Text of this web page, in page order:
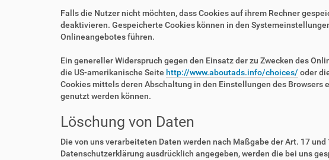
Falls die Nutzer nicht möchten, dass Cookies auf ihrem Rechner
deaktivieren. Gespeicherte Cookies können in den
Onlineangebotes führen.
Ein genereller Widerspruch gegen den Einsatz der zu Zwecken des
die US-amerikanische Seite http://www.aboutads.info/choices/ oder
Cookies mittels deren Abschaltung in den Einstellungen des
genutzt werden können.
Löschung von Daten
Die von uns verarbeiteten Daten werden nach Maßgabe der Art. 17
Datenschutzerklärung ausdrücklich angegeben, werden die bei uns